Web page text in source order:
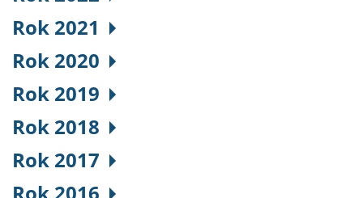
Rok 2021
Rok 2020
Rok 2019
Rok 2018
Rok 2017
Rok 2016